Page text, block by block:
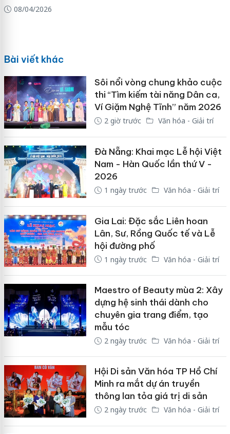
08/04/2026
Bài viết khác
Sôi nổi vòng chung khảo cuộc
thi “Tìm kiếm tài năng Dân ca,
Ví Giặm Nghệ Tĩnh” năm 2026
2 giờ trước Văn hóa - Giải trí
Đà Nẵng: Khai mạc Lễ hội Việt
Nam - Hàn Quốc lần thứ V -
2026
1 ngày trước Văn hóa - Giải trí
Gia Lai: Đặc sắc Liên hoan
Lân, Sư, Rồng Quốc tế và Lễ
hội đường phố
1 ngày trước Văn hóa - Giải trí
Maestro of Beauty mùa 2: Xây
dựng hệ sinh thái dành cho
chuyên gia trang điểm, tạo
mẫu tóc
2 ngày trước Văn hóa - Giải trí
Hội Di sản Văn hóa TP Hồ Chí
Minh ra mắt dự án truyền
thông lan tỏa giá trị di sản
2 ngày trước Văn hóa - Giải trí